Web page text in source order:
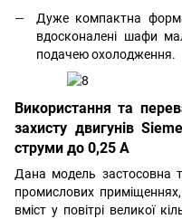
Дуже компактна
вдосконалені шафи
подачею охолодження.
Використання та
захисту двигунів
струми до 0,25 А
Дана модель застосовна
промислових
вміст у повітрі великої